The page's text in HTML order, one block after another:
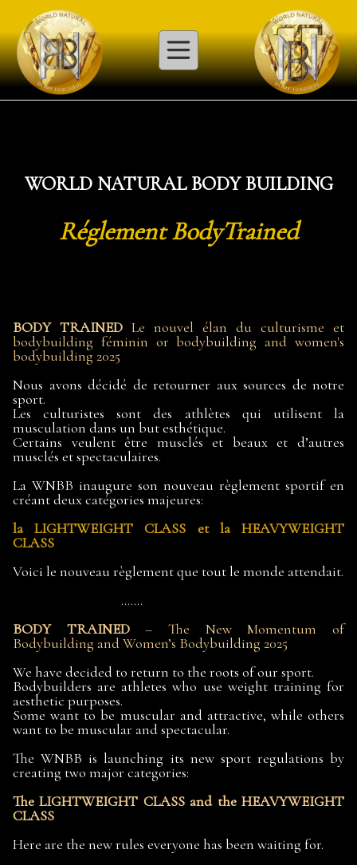
WORLD NATURAL BODY BUILDING
Réglement BodyTrained
BODY TRAINED Le nouvel élan du culturisme et
bodybuilding féminin or bodybuilding and women's
bodybuilding 2025
Nous avons décidé de retourner aux sources de notre
sport.
Les culturistes sont des athlètes qui utilisent la
musculation dans un but esthétique.
Certains veulent être musclés et beaux et d’autres
musclés et spectaculaires.
La WNBB inaugure son nouveau règlement sportif en
créant deux catégories majeures:
la LIGHTWEIGHT CLASS et la HEAVYWEIGHT
CLASS
Voici le nouveau règlement que tout le monde attendait.
.......
BODY TRAINED– The New Momentum of
Bodybuilding and Women’s Bodybuilding 2025
We have decided to return to the roots of our sport.
Bodybuilders are athletes who use weight training for
aesthetic purposes.
Some want to be muscular and attractive, while others
want to be muscular and spectacular.
The WNBB is launching its new sport regulations by
creating two major categories:
The LIGHTWEIGHT CLASS and the HEAVYWEIGHT
CLASS
Here are the new rules everyone has been waiting for.